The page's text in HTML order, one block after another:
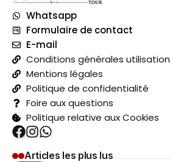
Whatsapp
Formulaire de contact
E-mail
Conditions générales utilisation
Mentions légales
Politique de confidentialité
Foire aux questions
Politique relative aux Cookies
Articles les plus lus